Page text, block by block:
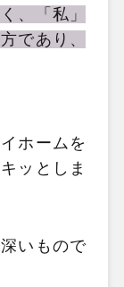
、「私」
であり、
ホームを
ッとしま
いもので